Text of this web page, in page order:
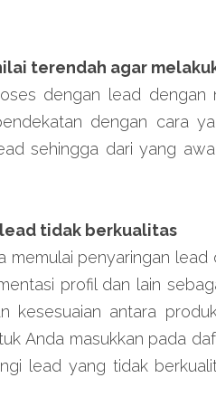
terendah agar
dengan lead dengan
dengan cara
sehingga dari yang
tidak berkualitas
memulai penyaringan
profil dan lain
kesesuaian antara
Anda masukkan pada
lead yang tidak